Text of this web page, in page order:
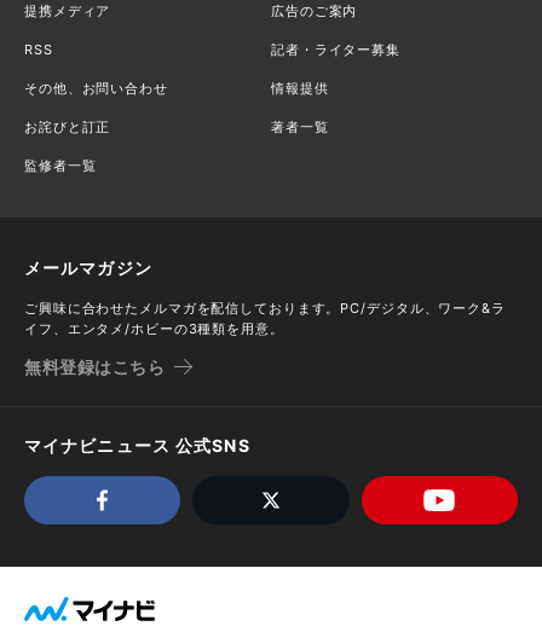
提携メディア 広告のご案内
RSS 記者・ライター募集
その他、お問い合わせ 情報提供
お詫びと訂正 著者一覧
監修者一覧
メールマガジン
ご興味に合わせたメルマガを配信しております。PC/デジタル、ワーク&ラ
イフ、エンタメ/ホビーの3種類を用意。
無料登録はこちら
マイナビニュース 公式SNS